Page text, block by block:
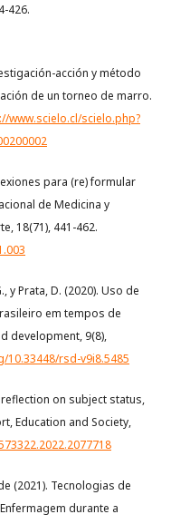
426.
acción y método
de un torneo de marro.
www.scielo.cl/scielo.php?
para (re) formular
de Medicina y
18(71), 441-462.
y Prata, D. (2020). Uso de
em tempos de
development, 9(8),
rsd-v9i8.5485
reflection on subject status,
Education and Society,
(2021). Tecnologias de
durante a